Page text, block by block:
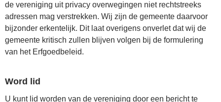
de vereniging uit privacy overwegingen niet rechtstreeks
adressen mag verstrekken. Wij zijn de gemeente daarvoor
bijzonder erkentelijk. Dit laat overigens onverlet dat wij de
gemeente kritisch zullen blijven volgen bij de formulering
van het Erfgoedbeleid.
Word lid
U kunt lid worden van de vereniging door een bericht te